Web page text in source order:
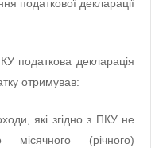
податкової декларації
податкова декларація
отримував:
які згідно з ПКУ не
місячного (річного)